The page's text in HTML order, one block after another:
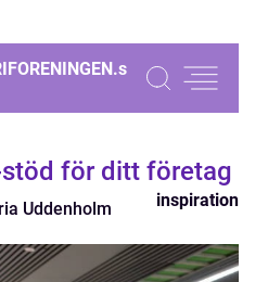
s
för ditt företag
Uddenholm inspiration